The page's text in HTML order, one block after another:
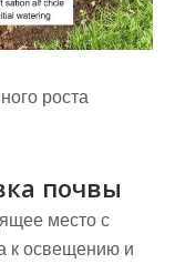
роста
почвы
место с
к освещению и